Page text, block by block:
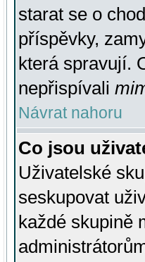
starat se o
příspěvky,
která spravují.
nepřispívali
Návrat nahoru
Co jsou
Uživatelské
seskupovat
každé skupině